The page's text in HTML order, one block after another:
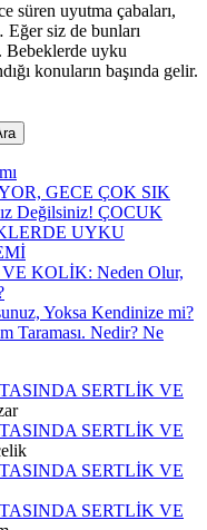
süren uyutma çabaları,
siz de bunları
Bebeklerde uyku
konuların başında gelir.
GECE ÇOK SIK
Değilsiniz! ÇOCUK
UYKU
KOLİK: Neden Olur,
Yoksa Kendinize mi?
Taraması. Nedir? Ne
SERTLİK VE
SERTLİK VE
SERTLİK VE
SERTLİK VE